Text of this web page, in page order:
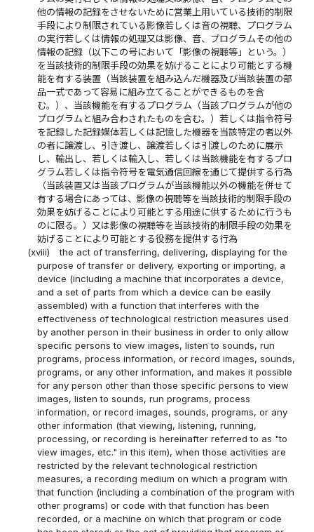
他の情報の記録をさせないために営業上用いている技術的制限
手段により制限されている影像若しくは音の視聴、プログラム
の実行若しくは情報の処理又は影像、音、プログラムその他の
情報の記録（以下この号において「影像の視聴等」という。）
を当該技術的制限手段の効果を妨げることにより可能とする機
能を有する装置（当該装置を組み込んだ機器及び当該装置の部
品一式であって容易に組み立てることができるものを含
む。）、当該機能を有するプログラム（当該プログラムが他の
プログラムと組み合わされたものを含む。）若しくは指令符号
を記録した記録媒体若しくは記憶した機器を当該特定の者以外
の者に譲渡し、引き渡し、譲渡若しくは引渡しのために展示
し、輸出し、若しくは輸入し、若しくは当該機能を有するプロ
グラム若しくは指令符号を電気通信回線を通じて提供する行為
（当該装置又は当該プログラムが当該機能以外の機能を併せて
有する場合にあっては、影像の視聴等を当該技術的制限手段の
効果を妨げることにより可能とする用途に供するために行うも
のに限る。）又は影像の視聴等を当該技術的制限手段の効果を
妨げることにより可能とする役務を提供する行為
(xviii)
the act of transferring, delivering, displaying for the
purpose of transfer or delivery, exporting or importing, a
device (including a machine that incorporates a device,
and a set of parts from which a device can be easily
assembled) with a function that interferes with the
effectiveness of technological restriction measures used
by another person in their business in order to only allow
specific persons to view images, listen to sounds, run
programs, process information, or record images, sounds,
programs, or any other information, and makes it possible
for any person other than those specific persons to view
images, listen to sounds, run programs, process
information, or record images, sounds, programs, or any
other information (that viewing, listening, running,
processing, or recording is hereinafter referred to as "to
view images, etc." in this item), when those activities are
restricted by the relevant technological restriction
measures, a recording medium on which a program with
that function (including a combination of the program with
other programs) or code with that function has been
recorded, or a machine on which that program or code